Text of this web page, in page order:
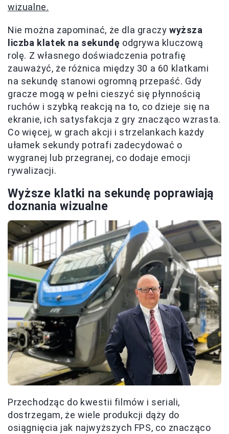
wizualne.
Nie można zapominać, że dla graczy wyższa
liczba klatek na sekundę odgrywa kluczową
rolę. Z własnego doświadczenia potrafię
zauważyć, że różnica między 30 a 60 klatkami
na sekundę stanowi ogromną przepaść. Gdy
gracze mogą w pełni cieszyć się płynnością
ruchów i szybką reakcją na to, co dzieje się na
ekranie, ich satysfakcja z gry znacząco wzrasta.
Co więcej, w grach akcji i strzelankach każdy
ułamek sekundy potrafi zadecydować o
wygranej lub przegranej, co dodaje emocji
rywalizacji.
Wyższe klatki na sekundę poprawiają
doznania wizualne
Przechodząc do kwestii filmów i seriali,
dostrzegam, że wiele produkcji dąży do
osiągnięcia jak najwyższych FPS, co znacząco